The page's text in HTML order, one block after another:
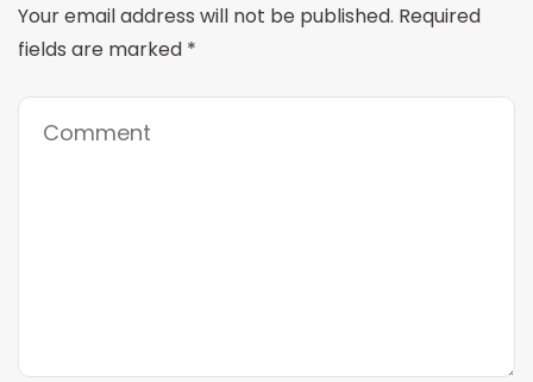
Your email address will not be published. Required
fields are marked *